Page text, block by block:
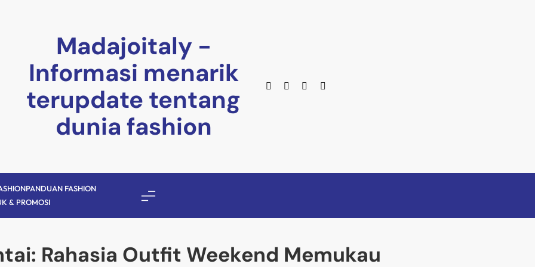
Madajoitaly -
Informasi menarik
terupdate tentang
dunia fashion
PANDUAN FASHION
& PROMOSI
Rahasia Outfit Weekend Memukau